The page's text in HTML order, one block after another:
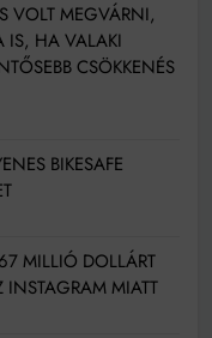
VOLT MEGVÁRNI,
IS, HA VALAKI
CSÖKKENÉS
BIKESAFE
MILLIÓ DOLLÁRT
INSTAGRAM MIATT